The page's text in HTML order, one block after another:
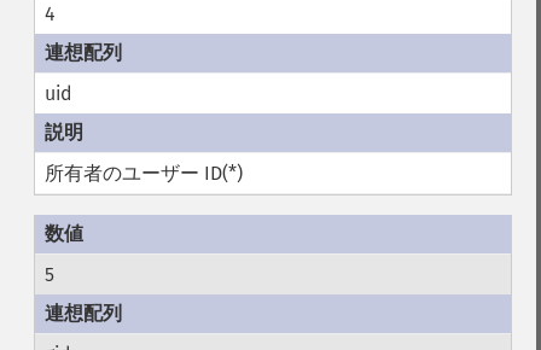
4
uid
所有者のユーザー ID(*)
5